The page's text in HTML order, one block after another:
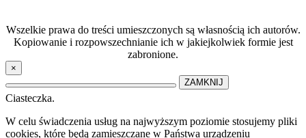
Wszelkie prawa do treści umieszczonych są własnością ich autorów.
Kopiowanie i rozpowszechnianie ich w jakiejkolwiek formie jest
zabronione.
×
ZAMKNIJ
Ciasteczka.
W celu świadczenia usług na najwyższym poziomie stosujemy pliki
cookies, które będą zamieszczane w Państwa urządzeniu